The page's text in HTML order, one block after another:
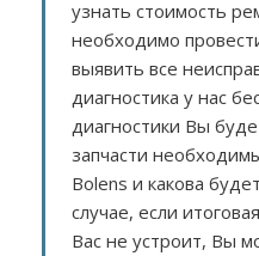
узнать стоимость
необходимо
выявить все
диагностика у нас
диагностики Вы
запчасти
Bolens и какова
случае, если
Вас не устроит, Вы